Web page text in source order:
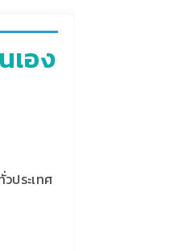
เอง
ประเทศ